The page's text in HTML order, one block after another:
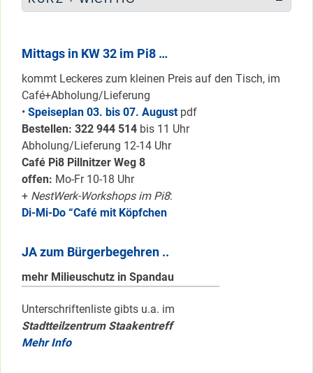
Mittags in KW 32 im Pi8 …
kommt Leckeres zum kleinen Preis auf den Tisch, im
Café+Abholung/Lieferung
• Speiseplan 03. bis 07. August pdf
Bestellen: 322 944 514 bis 11 Uhr
Abholung/Lieferung 12-14 Uhr
Café Pi8 Pillnitzer Weg 8
offen: Mo-Fr 10-18 Uhr
+ NestWerk-Workshops im Pi8:
Di-Mi-Do “Café mit Köpfchen
JA zum Bürgerbegehren ..
mehr Milieuschutz in Spandau
Unterschriftenliste gibts u.a. im
Stadtteilzentrum Staakentreff
Mehr Info